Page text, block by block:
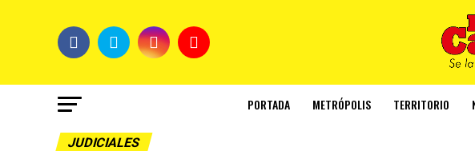
PORTADA METRÓPOLIS TERRITORIO
JUDICIALES